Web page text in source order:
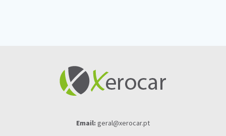
Email: geral@xerocar.pt